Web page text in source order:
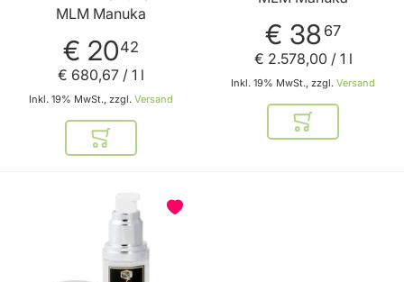
MLM Manuka
€ 2042
Inkl. 19% MwSt., zzgl. Versand
€ 680,67 / 1 l
In den Warenkorb
€ 38 67
Inkl. 19% MwSt., zzgl. Versand
€ 2.578,00/ 1 l
In den